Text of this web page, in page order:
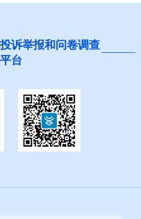
你点我检 服务惠民
邀您参与